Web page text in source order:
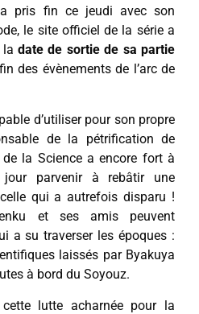
pris fin ce jeudi avec son
le site officiel de la série a
la date de sortie de sa partie
des évènements de l’arc de
d’utiliser pour son propre
de la pétrification de
de la Science a encore fort à
parvenir à rebâtir une
qui a autrefois disparu !
et ses amis peuvent
a su traverser les époques :
laissés par Byakuya
à bord du Soyouz.
lutte acharnée pour la